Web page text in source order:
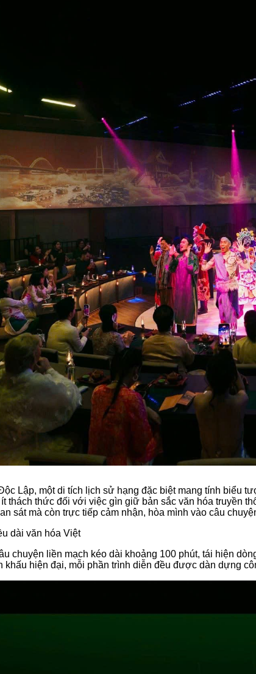
Lập, một di tích lịch sử hạng đặc biệt mang tính biểu
thách thức đối với việc gìn giữ bản sắc văn hóa truyền
sát mà còn trực tiếp cảm nhận, hòa mình vào câu
dài văn hóa Việt
chuyện liền mạch kéo dài khoảng 100 phút, tái hiện
khấu hiện đại, mỗi phần trình diễn đều được dàn dựng